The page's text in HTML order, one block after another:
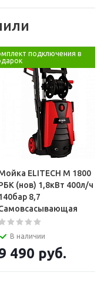
подключения в
ELITECH М 1800
(нов) 1,8кВт 400л/ч
8,7
В наличии
490 руб.